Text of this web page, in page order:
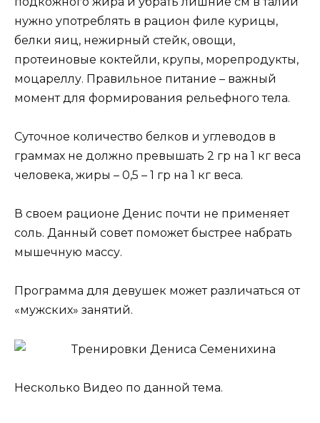
нужно употреблять в рацион филе курицы,
белки яиц, нежирный стейк, овощи,
протеиновые коктейли, крупы, морепродукты,
моцареллу. Правильное питание – важный
момент для формирования рельефного тела.
Суточное количество белков и углеводов в
граммах не должно превышать 2 гр на 1 кг веса
человека, жиры – 0,5 – 1 гр на 1 кг веса.
В своем рационе Денис почти не применяет
соль. Данный совет поможет быстрее набрать
мышечную массу.
Программа для девушек может различаться от
«мужских» занятий.
Несколько Видео по данной тема.